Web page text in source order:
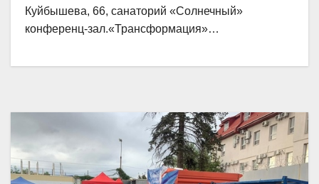
Куйбышева, 66, санаторий «Солнечный»
конференц-зал.«Трансформация»…